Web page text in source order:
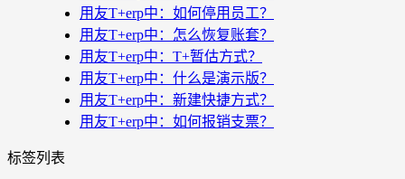
用友T+erp中：如何停用员工？
用友T+erp中：怎么恢复账套？
用友T+erp中：T+暂估方式？
用友T+erp中：什么是演示版？
用友T+erp中：新建快捷方式？
用友T+erp中：如何报销支票？
标签列表